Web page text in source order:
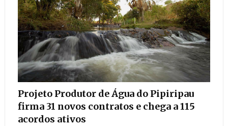
Projeto Produtor de Água do Pipiripau
firma 31 novos contratos e chega a 115
acordos ativos